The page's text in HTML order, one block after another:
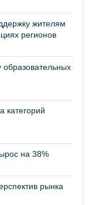
жителям
регионов
категорий
на 38%
рынка